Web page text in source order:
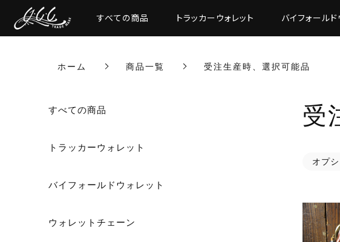
すべての商品 トラッカーウォレット バイフォールド
ホーム 商品一覧 受注生産時、選択可能品
受
オプ
すべての商品
トラッカーウォレット
バイフォールドウォレット
ウォレットチェーン